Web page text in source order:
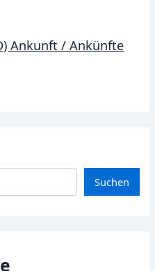
Ankunft / Ankünfte
Suchen